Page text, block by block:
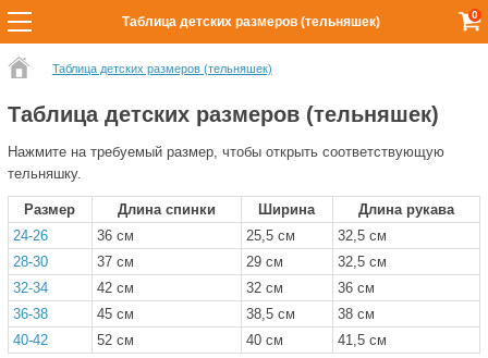
Таблица детских размеров (тельняшек)
Таблица детских размеров (тельняшек)
Нажмите на требуемый размер, чтобы открыть соответствующую
тельняшку.
Размер Длина спинки Ширина
Длина рукава
24-26
36 см 25,5 см
32,5 см
28-30
37 см 29 см
32,5 см
32-34
42 см 32 см
36 см
36-38
45 см 38,5 см
38 см
40-42
52 см 40 см 41,5 см
Таблица детских размеров (тельняшек) 0